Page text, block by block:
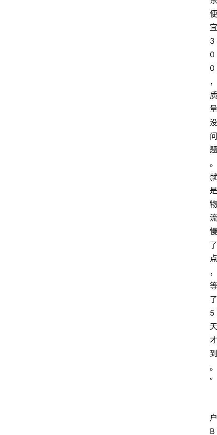
便
宜
3
0
0
，
质
量
没
问
题
。
就
是
物
流
慢
了
点
，
等
了
5
天
才
到
。
”
户
B